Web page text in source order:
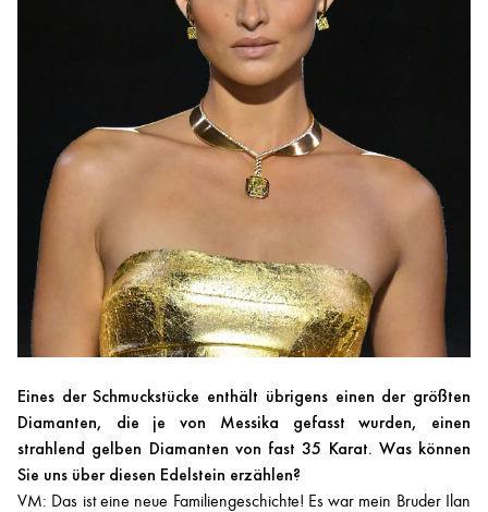
Eines der Schmuckstücke enthält übrigens einen der größten
Diamanten, die je von Messika gefasst wurden, einen
strahlend gelben Diamanten von fast 35 Karat. Was können
Sie uns über diesen Edelstein erzählen?
VM: Das ist eine neue Familiengeschichte! Es war mein Bruder Ilan